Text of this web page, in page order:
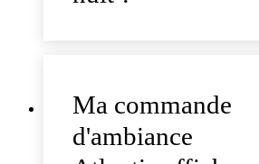
Ma commande
d'ambiance